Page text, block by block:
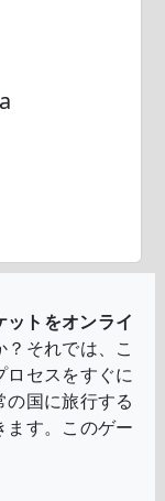
トをオンライ
？それでは、こ
ロセスをすぐに
国に旅行する
ます。このゲー